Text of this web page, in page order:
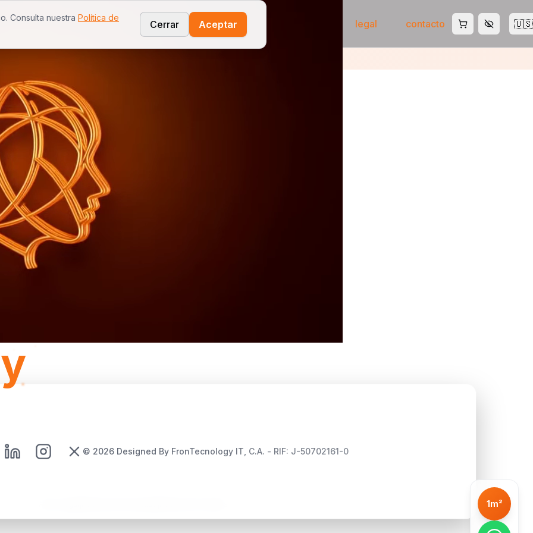
simplitpos saint sunmi noticias legal contacto 🇺🇸
© 2026 Designed By FronTecnology IT, C.A. - RIF: J-50702161-0
Consulta nuestra Política de
Cerrar Aceptar
1m²